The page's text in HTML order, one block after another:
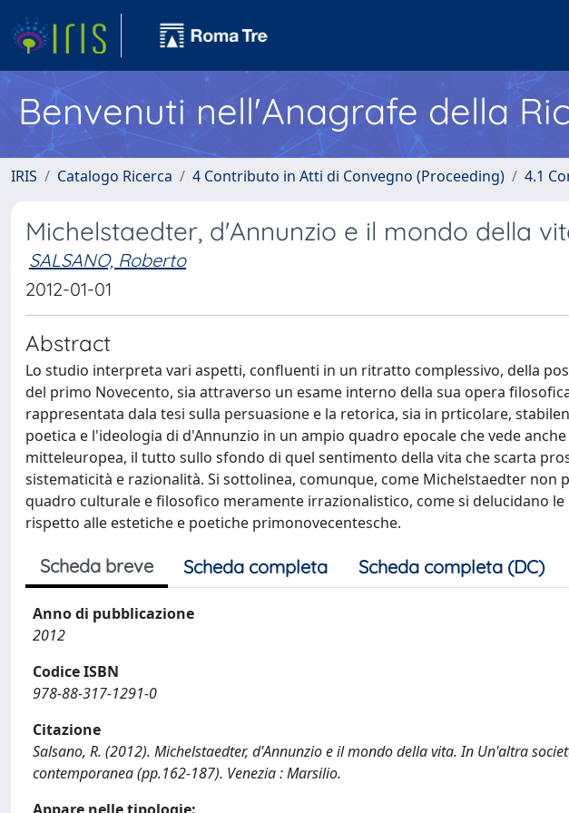
Benvenuti nell'Anagrafe della
IRIS Catalogo Ricerca 4 Contributo in Atti di Convegno (Proceeding) 4.1
Michelstaedter, d'Annunzio e il mondo della
SALSANO, Roberto
2012-01-01
Abstract
Lo studio interpreta vari aspetti, confluenti in un ritratto complessivo, della
del primo Novecento, sia attraverso un esame interno della sua opera
rappresentata dala tesi sulla persuasione e la retorica, sia in prticolare,
poetica e l'ideologia di d'Annunzio in un ampio quadro epocale che vede
mitteleuropea, il tutto sullo sfondo di quel sentimento della vita che scarta
sistematicità e razionalità. Si sottolinea, comunque, come Michelstaedter non
quadro culturale e filosofico meramente irrazionalistico, come si delucidano
rispetto alle estetiche e poetiche primonovecentesche.
Scheda breve Scheda completa Scheda completa (DC)
Anno di pubblicazione
2012
Codice ISBN
978-88-317-1291-0
Citazione
Salsano, R. (2012). Michelstaedter, d'Annunzio e il mondo della vita. In Un'altra
contemporanea (pp.162-187). Venezia : Marsilio.